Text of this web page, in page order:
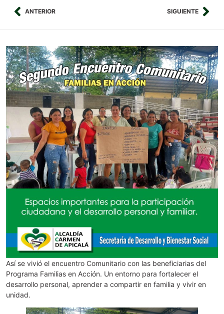
ANTERIOR SIGUIENTE
Así se vivió el encuentro Comunitario con las beneficiarias del
Programa Familias en Acción. Un entorno para fortalecer el
desarrollo personal, aprender a compartir en familia y vivir en
unidad.